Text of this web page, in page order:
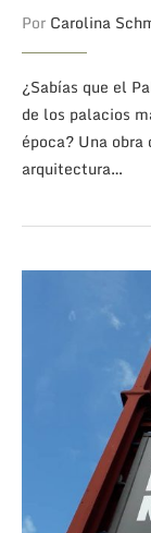
Por Carolina
¿Sabías que el
de los palacios
época? Una
arquitectura…